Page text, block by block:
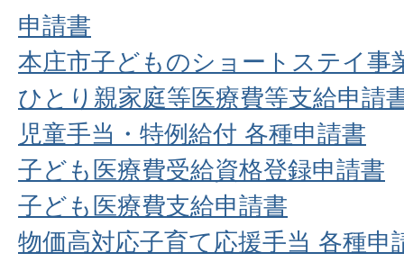
申請書
本庄市子どものショートステイ事
ひとり親家庭等医療費等支給申請
児童手当・特例給付 各種申請書
子ども医療費受給資格登録申請書
子ども医療費支給申請書
物価高対応子育て応援手当 各種申